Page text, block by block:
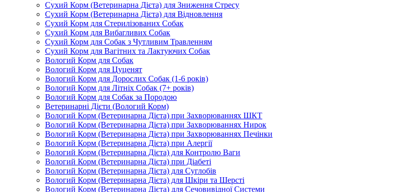
Сухий Корм (Ветеринарна Дієта) для Зниження Стресу
Сухий Корм (Ветеринарна Дієта) для Відновлення
Сухий Корм для Стерилізованих Собак
Сухий Корм для Вибагливих Собак
Сухий Корм для Собак з Чутливим Травленням
Сухий Корм для Вагітних та Лактуючих Собак
Вологий Корм для Собак
Вологий Корм для Цуценят
Вологий Корм для Дорослих Собак (1-6 років)
Вологий Корм для Літніх Собак (7+ років)
Вологий Корм для Собак за Породою
Ветеринарні Дієти (Вологий Корм)
Вологий Корм (Ветеринарна Дієта) при Захворюваннях ШКТ
Вологий Корм (Ветеринарна Дієта) при Захворюваннях Нирок
Вологий Корм (Ветеринарна Дієта) при Захворюваннях Печінки
Вологий Корм (Ветеринарна Дієта) при Алергії
Вологий Корм (Ветеринарна Дієта) для Контролю Ваги
Вологий Корм (Ветеринарна Дієта) при Діабеті
Вологий Корм (Ветеринарна Дієта) для Суглобів
Вологий Корм (Ветеринарна Дієта) для Шкіри та Шерсті
Вологий Корм (Ветеринарна Дієта) для Сечовивідної Системи